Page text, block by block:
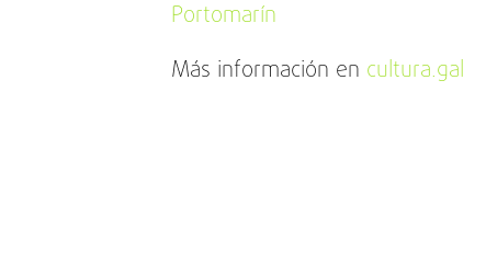
Portomarín
Más información en cultura.gal